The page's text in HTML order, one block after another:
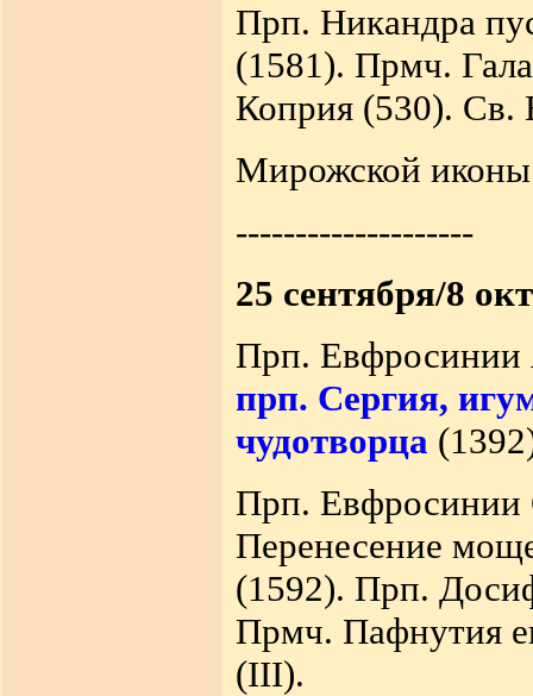
Прп. Никандра
(1581). Прмч.
Коприя (530). Св.
Мирожской
--------------------
25 сентября/8
Прп. Евфросинии
прп. Сергия,
чудотворца
Прп. Евфросинии
Перенесение
(1592). Прп.
Прмч. Пафнутия
(III).